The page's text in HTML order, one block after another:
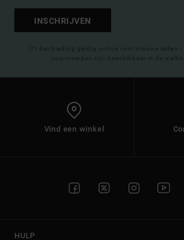
INSCHRIJVEN
(*) Aanbieding geldig online voor nieuwe leden -
voorwaarden zijn beschikbaar in de
Vind een winkel
HULP